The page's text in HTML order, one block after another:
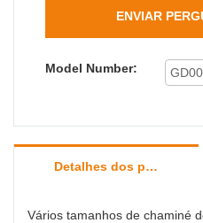
interna depende de
ENVIAR
Model Number:
Detalhes dos produtos
Vários tamanhos de chaminé